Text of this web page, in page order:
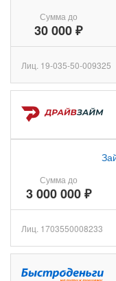
Сумма до
30 000 ₽
Лиц. 19-035-50-009325
Сумма до
3 000 000 ₽
Лиц. 1703550008233